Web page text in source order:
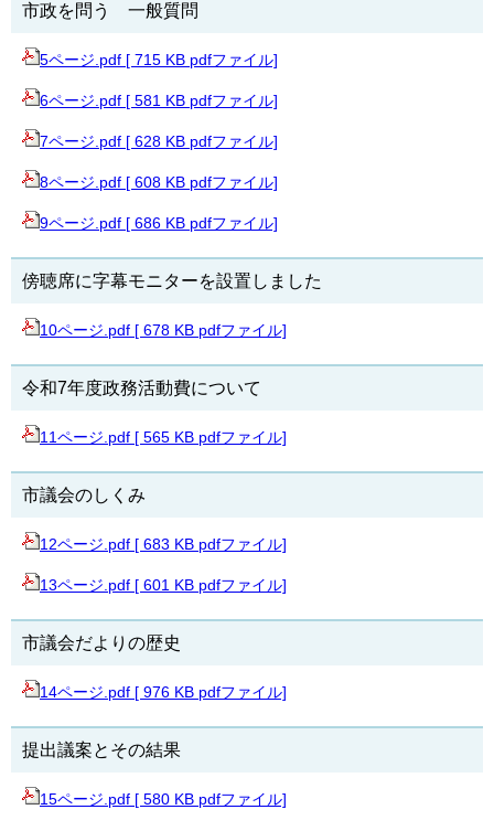
市政を問う 一般質問
5ページ.pdf [ 715 KB pdfファイル]
6ページ.pdf [ 581 KB pdfファイル]
7ページ.pdf [ 628 KB pdfファイル]
8ページ.pdf [ 608 KB pdfファイル]
9ページ.pdf [ 686 KB pdfファイル]
傍聴席に字幕モニターを設置しました
10ページ.pdf [ 678 KB pdfファイル]
令和7年度政務活動費について
11ページ.pdf [ 565 KB pdfファイル]
市議会のしくみ
12ページ.pdf [ 683 KB pdfファイル]
13ページ.pdf [ 601 KB pdfファイル]
市議会だよりの歴史
14ページ.pdf [ 976 KB pdfファイル]
提出議案とその結果
15ページ.pdf [ 580 KB pdfファイル]